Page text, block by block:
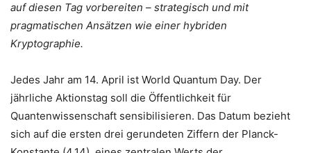
auf diesen Tag vorbereiten – strategisch und mit
pragmatischen Ansätzen wie einer hybriden
Kryptographie.
Jedes Jahr am 14. April ist World Quantum Day. Der
jährliche Aktionstag soll die Öffentlichkeit für
Quantenwissenschaft sensibilisieren. Das Datum bezieht
sich auf die ersten drei gerundeten Ziffern der Planck-